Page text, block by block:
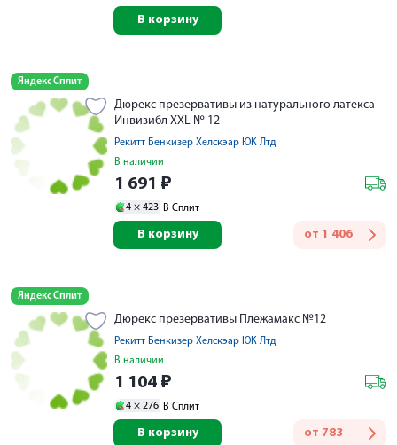
В корзину
Яндекс Сплит
Дюрекс презервативы из натурального латекса
Инвизибл XXL № 12
Рекитт Бенкизер Хелскэар ЮК Лтд
В наличии
1 691 ₽
4 × 423 В Сплит
от 1 406
В корзину
Яндекс Сплит
Дюрекс презервативы Плежамакс №12
Рекитт Бенкизер Хелскэар ЮК Лтд
В наличии
1 104 ₽
4 × 276 В Сплит
от 783
В корзину